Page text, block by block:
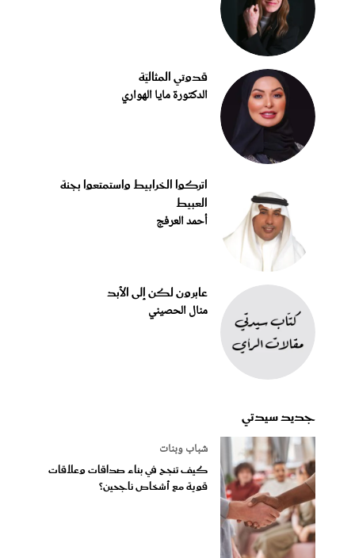
قدوتي المثاليّة
الدكتورة مايا الهواري
اتركوا الخرابيط واستمتعوا بجنة
العبيط
أحمد العرفج
عابرون لكن إلى الأبد
منال الحصيني
جديد سيدتي
شباب وبنات
كيف تنجح في بناء صداقات وعلاقات
قوية مع أشخاص ناجحين؟